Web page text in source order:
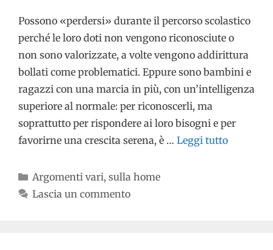
Possono «perdersi» durante il percorso scolastico
perché le loro doti non vengono riconosciute o
non sono valorizzate, a volte vengono addirittura
bollati come problematici. Eppure sono bambini e
ragazzi con una marcia in più, con un’intelligenza
superiore al normale: per riconoscerli, ma
soprattutto per rispondere ai loro bisogni e per
favorirne una crescita serena, è … Leggi tutto
Argomenti vari, sulla home
Lascia un commento